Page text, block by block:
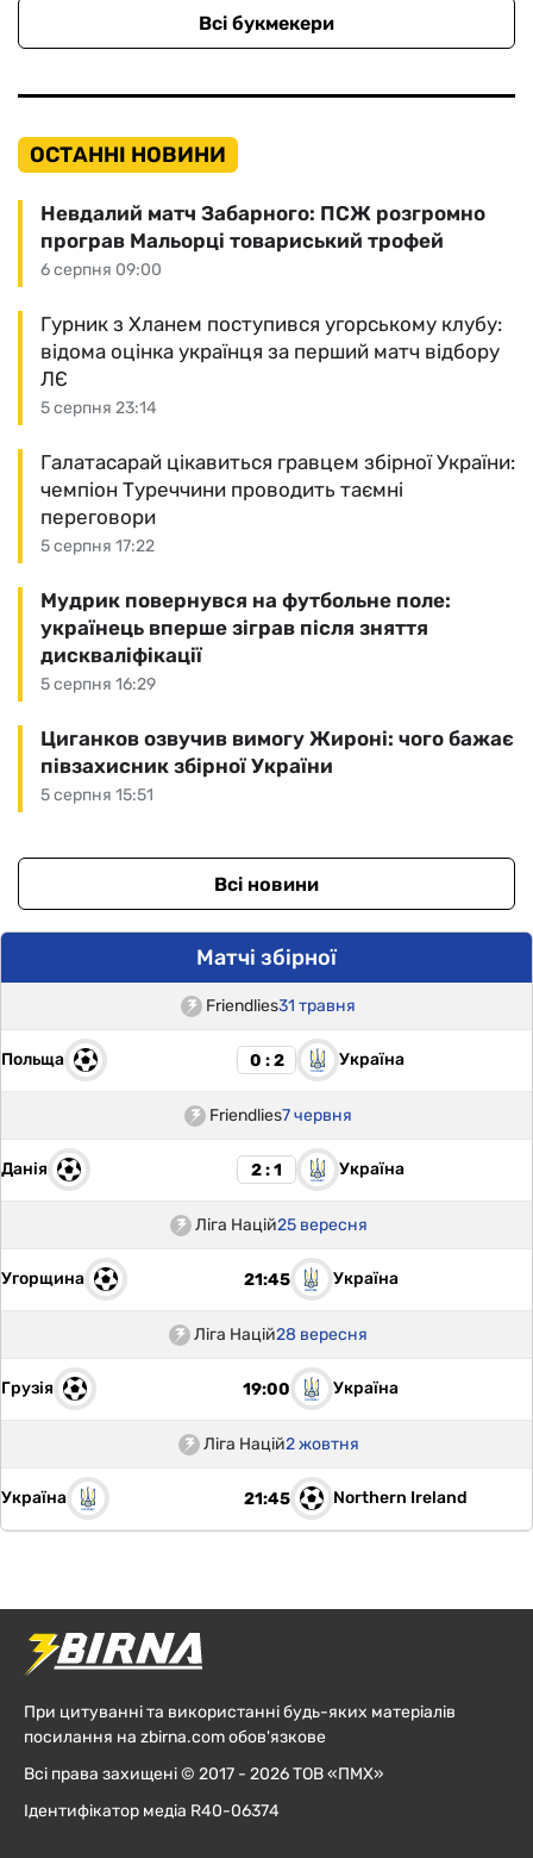
Всі букмекери
ОСТАННІ НОВИНИ
6 серпня 09:00
Невдалий матч Забарного: ПСЖ розгромно
програв Мальорці товариський трофей
5 серпня 23:14
Гурник з Хланем поступився угорському клубу:
відома оцінка українця за перший матч відбору
ЛЄ
5 серпня 17:22
Галатасарай цікавиться гравцем збірної України:
чемпіон Туреччини проводить таємні
переговори
5 серпня 16:29
Мудрик повернувся на футбольне поле:
українець вперше зіграв після зняття
дискваліфікації
5 серпня 15:51
Циганков озвучив вимогу Жироні: чого бажає
півзахисник збірної України
Всі новини
Матчі збірної
Friendlies31 травня
Польща 0 : 2 Україна
Friendlies7 червня
Данія 2 : 1 Україна
Ліга Націй25 вересня
Угорщина 21:45 Україна
Ліга Націй28 вересня
Грузія 19:00 Україна
Ліга Націй2 жовтня
Україна 21:45 Northern Ireland
При цитуванні та використанні будь-яких матеріалів
посилання на zbirna.com обов'язкове
Всі права захищені © 2017 - 2026 ТОВ «ПМХ»
Ідентифікатор медіа R40-06374